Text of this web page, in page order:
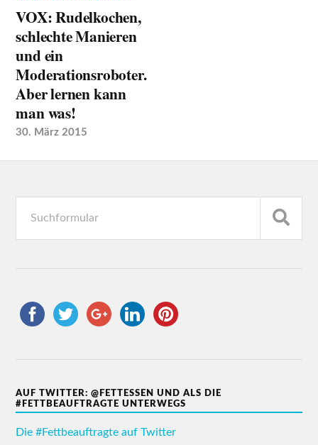
VOX: Rudelkochen,
schlechte Manieren
und ein
Moderationsroboter.
Aber lernen kann
man was!
30. März 2015
AUF TWITTER: @FETTESSEN UND ALS DIE
#FETTBEAUFTRAGTE UNTERWEGS
Die #Fettbeauftragte auf Twitter